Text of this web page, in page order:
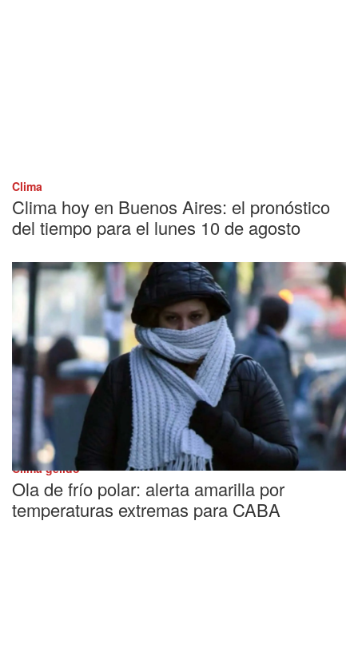
Clima
Clima hoy en Buenos Aires: el pronóstico
del tiempo para el lunes 10 de agosto
Clima gélido
Ola de frío polar: alerta amarilla por
temperaturas extremas para CABA